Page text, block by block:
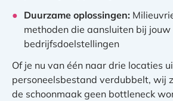
Duurzame oplossingen:
methoden die aansluiten bij jouw
bedrijfsdoelstellingen
Of je nu van één naar drie locaties
personeelsbestand verdubbelt, wij
de schoonmaak geen bottleneck